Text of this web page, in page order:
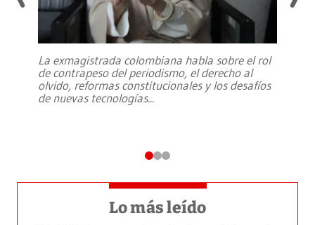
La exmagistrada colombiana habla sobre el rol
de contrapeso del periodismo, el derecho al
olvido, reformas constitucionales y los desafíos
de nuevas tecnologías...
Lo más leído